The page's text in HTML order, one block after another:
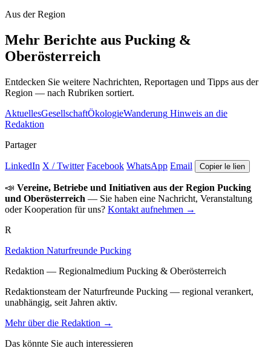
Aus der Region
Mehr Berichte aus Pucking &
Oberösterreich
Entdecken Sie weitere Nachrichten, Reportagen und Tipps aus der
Region — nach Rubriken sortiert.
AktuellesGesellschaftÖkologieWanderung Hinweis an die
Redaktion
Partager
LinkedIn X / Twitter Facebook WhatsApp Email Copier le lien
📣 Vereine, Betriebe und Initiativen aus der Region Pucking
und Oberösterreich — Sie haben eine Nachricht, Veranstaltung
oder Kooperation für uns? Kontakt aufnehmen →
R
Redaktion Naturfreunde Pucking
Redaktion — Regionalmedium Pucking & Oberösterreich
Redaktionsteam der Naturfreunde Pucking — regional verankert,
unabhängig, seit Jahren aktiv.
Mehr über die Redaktion →
Das könnte Sie auch interessieren